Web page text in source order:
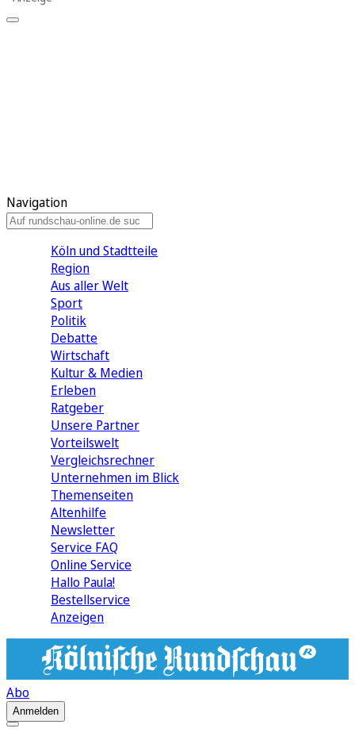
Navigation
Köln und Stadtteile
Region
Aus aller Welt
Sport
Politik
Debatte
Wirtschaft
Kultur & Medien
Erleben
Ratgeber
Unsere Partner
Vorteilswelt
Vergleichsrechner
Unternehmen im Blick
Themenseiten
Altenhilfe
Newsletter
Service FAQ
Online Service
Hallo Paula!
Bestellservice
Anzeigen
Abo
Anmelden